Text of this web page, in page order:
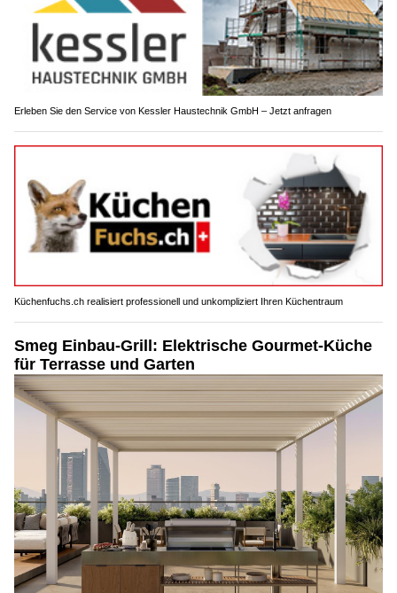
Erleben Sie den Service von Kessler Haustechnik GmbH – Jetzt anfragen
Küchenfuchs.ch realisiert professionell und unkompliziert Ihren Küchentraum
Smeg Einbau-Grill: Elektrische Gourmet-Küche
für Terrasse und Garten